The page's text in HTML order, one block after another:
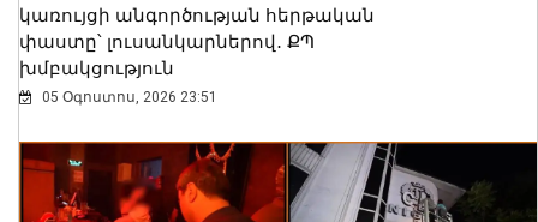
կառույցի անգործության հերթական
փաստը՝ լուսանկարներով․ ՔՊ
խմբակցություն
05 Օգոստոս, 2026 23:51